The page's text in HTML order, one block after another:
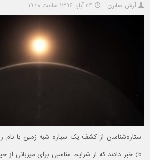
آرش صابری ۲۴ آبان ۱۳۹۶ ساعت ۱۹:۲۰
b) خبر دادند که از شرایط مناسبی برای میزبانی از حیات برخوردار است.